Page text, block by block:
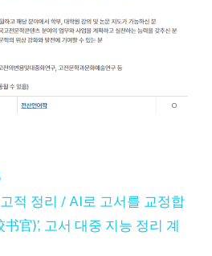
적 정리 / AI로 고서를 교정합
书官)’, 고서 대중 지능 정리 계